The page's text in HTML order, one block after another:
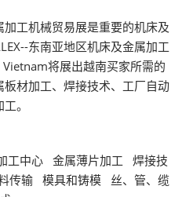
工机械贸易展是重要的机床及
东南亚地区机床及金属加工
将展出越南买家所需的
材加工、焊接技术、工厂自动
。
工中心 金属薄片加工 焊接技
传输 模具和铸模 丝、管、缆